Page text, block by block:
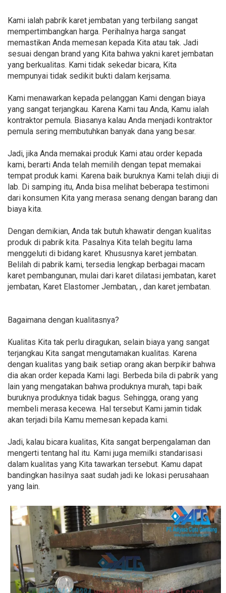
Kami ialah pabrik karet jembatan yang terbilang sangat
mempertimbangkan harga. Perihalnya harga sangat
memastikan Anda memesan kepada Kita atau tak. Jadi
sesuai dengan brand yang Kita bahwa yakni karet jembatan
yang berkualitas. Kami tidak sekedar bicara, Kita
mempunyai tidak sedikit bukti dalam kerjsama.
Kami menawarkan kepada pelanggan Kami dengan biaya
yang sangat terjangkau. Karena Kami tau Anda, Kamu ialah
kontraktor pemula. Biasanya kalau Anda menjadi kontraktor
pemula sering membutuhkan banyak dana yang besar.
Jadi, jika Anda memakai produk Kami atau order kepada
kami, berarti Anda telah memilih dengan tepat memakai
tempat produk kami. Karena baik buruknya Kami telah diuji di
lab. Di samping itu, Anda bisa melihat beberapa testimoni
dari konsumen Kita yang merasa senang dengan barang dan
biaya kita.
Dengan demikian, Anda tak butuh khawatir dengan kualitas
produk di pabrik kita. Pasalnya Kita telah begitu lama
menggeluti di bidang karet. Khususnya karet jembatan.
Belilah di pabrik kami, tersedia lengkap berbagai macam
karet pembangunan, mulai dari karet dilatasi jembatan, karet
jembatan, Karet Elastomer Jembatan, , dan karet jembatan.
Bagaimana dengan kualitasnya?
Kualitas Kita tak perlu diragukan, selain biaya yang sangat
terjangkau Kita sangat mengutamakan kualitas. Karena
dengan kualitas yang baik setiap orang akan berpikir bahwa
dia akan order kepada Kami lagi. Berbeda bila di pabrik yang
lain yang mengatakan bahwa produknya murah, tapi baik
buruknya produknya tidak bagus. Sehingga, orang yang
membeli merasa kecewa. Hal tersebut Kami jamin tidak
akan terjadi bila Kamu memesan kepada kami.
Jadi, kalau bicara kualitas, Kita sangat berpengalaman dan
mengerti tentang hal itu. Kami juga memilki standarisasi
dalam kualitas yang Kita tawarkan tersebut. Kamu dapat
bandingkan hasilnya saat sudah jadi ke lokasi perusahaan
yang lain.